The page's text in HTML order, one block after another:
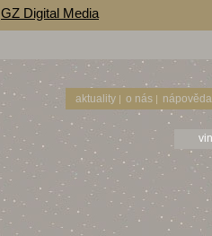
GZ Digital Media
aktuality | o nás | nápověda